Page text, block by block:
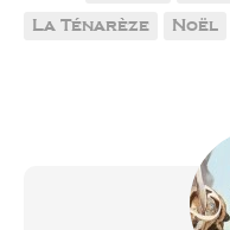
La Ténarèze
Noël